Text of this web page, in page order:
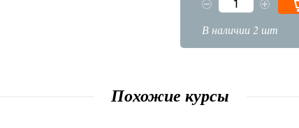
В наличии 2 шт
Похожие курсы